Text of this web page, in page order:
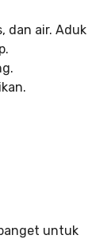
dan air. Aduk
untuk